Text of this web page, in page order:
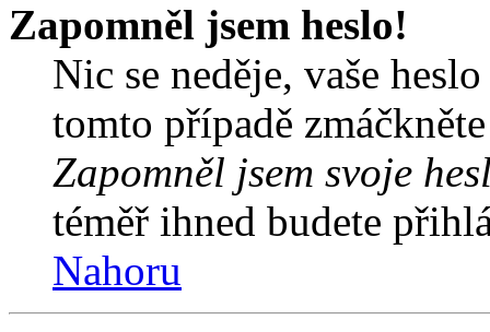
Zapomněl jsem heslo!
Nic se neděje, vaše
tomto případě
Zapomněl jsem svoje
téměř ihned budete
Nahoru